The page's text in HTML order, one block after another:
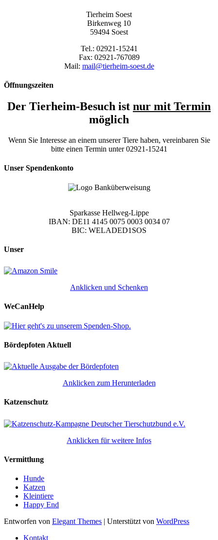
Tierheim Soest
Birkenweg 10
59494 Soest
Tel.: 02921-15241
Fax: 02921-767089
Mail: mail@tierheim-soest.de
Öffnungszeiten
Der Tierheim-Besuch ist nur mit Termin
möglich
Wenn Sie Interesse an einem unserer Tiere haben, vereinbaren Sie
bitte einen Termin unter 02921-15241
Unser Spendenkonto
Sparkasse Hellweg-Lippe
IBAN: DE11 4145 0075 0003 0034 07
BIC: WELADED1SOS
Unser
Anklicken und Schenken
WeCanHelp
Bördepfoten Aktuell
Anklicken zum Herunterladen
Katzenschutz
Anklicken für weitere Infos
Vermittlung
Hunde
Katzen
Kleintiere
Happy End
Entworfen von Elegant Themes | Unterstützt von WordPress
Kontakt